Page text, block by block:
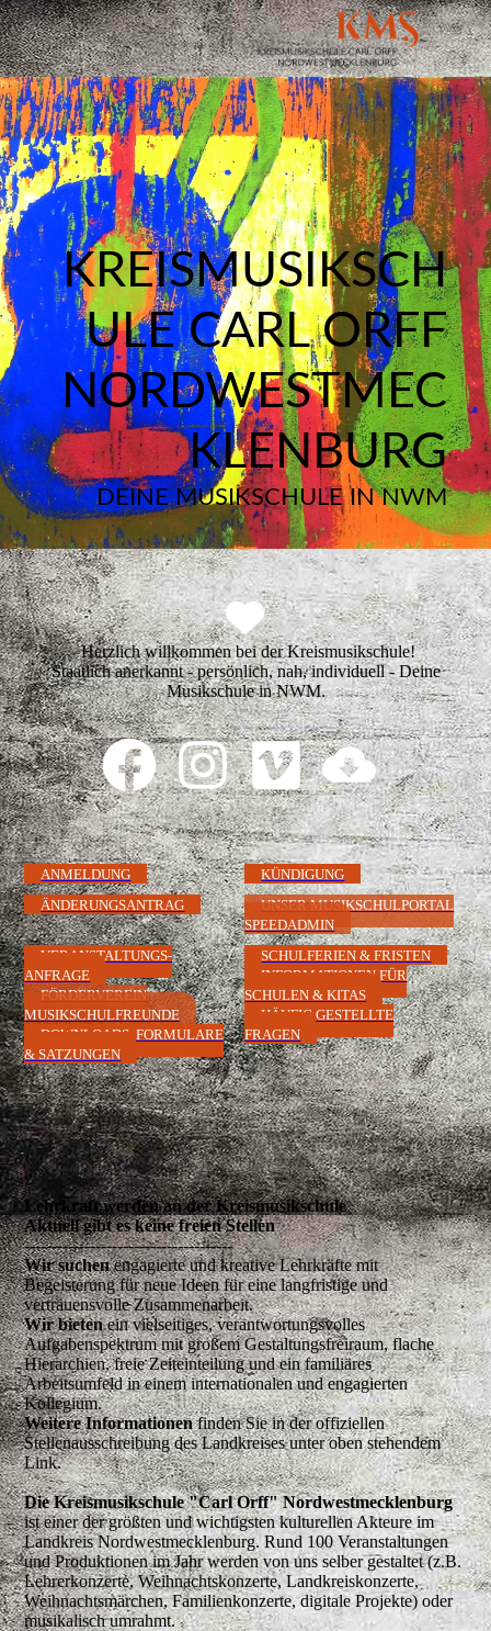
KREISMUSIKSCH
ULE CARL ORFF
NORDWESTMEC
KLENBURG
DEINE MUSIKSCHULE IN NWM
Herzlich willkommen bei der Kreismusikschule!
Staatlich anerkannt - persönlich, nah, individuell - Deine
Musikschule in NWM.
ANMELDUNG
KÜNDIGUNG
ÄNDERUNGSANTRAG
UNSER MUSIKSCHULPORTAL
SPEEDADMIN
VERANSTALTUNGS-
ANFRAGE
FÖRDERVEREIN
MUSIKSCHULFREUNDE
DOWNLOADS, FORMULARE
& SATZUNGEN
SCHULFERIEN & FRISTEN
INFORMATIONEN FÜR
SCHULEN & KITAS
HÄUFIG GESTELLTE
FRAGEN
Lehrkraft werden an der Kreismusikschule
Aktuell gibt es keine freien Stellen
--------------------------------------
Wir suchenengagierte und kreative Lehrkräfte mit
Begeisterung für neue Ideen für eine langfristige und
vertrauensvolle Zusammenarbeit.
Wir bietenein vielseitiges, verantwortungsvolles
Aufgabenspektrum mit großem Gestaltungsfreiraum, flache
Hierarchien, freie Zeiteinteilung und ein familiäres
Arbeitsumfeld in einem internationalen und engagierten
Kollegium.
Weitere Informationenfinden Sie in der offiziellen
Stellenausschreibung des Landkreises unter oben stehendem
Link.
Die Kreismusikschule "Carl Orff" Nordwestmecklenburg
ist einer der größten und wichtigsten kulturellen Akteure im
Landkreis Nordwestmecklenburg. Rund 100 Veranstaltungen
und Produktionen im Jahr werden von uns selber gestaltet (z.B.
Lehrerkonzerte, Weihnachtskonzerte, Landkreiskonzerte,
Weihnachtsmärchen, Familienkonzerte, digitale Projekte) oder
musikalisch umrahmt.